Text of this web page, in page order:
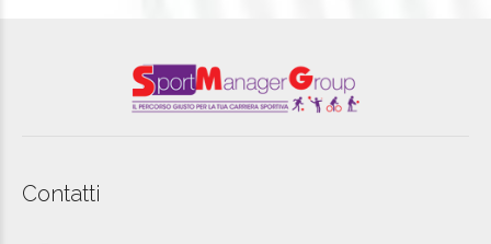
Contatti